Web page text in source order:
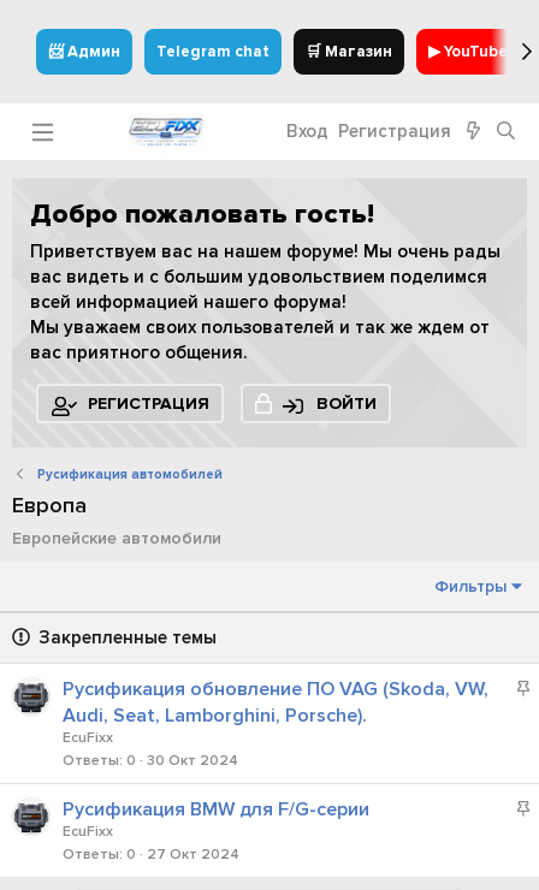
📨 Админ Telegram chat 🛒 Магазин ▶ YouTube
Вход Регистрация
Добро пожаловать гость!
Приветствуем вас на нашем форуме! Мы очень рады
вас видеть и с большим удовольствием поделимся
всей информацией нашего форума!
Мы уважаем своих пользователей и так же ждем от
вас приятного общения.
РЕГИСТРАЦИЯ ВОЙТИ
Русификация автомобилей
Европа
Европейские автомобили
Фильтры
Закрепленные темы
З
е
п
Русификация обновление ПО VAG (Skoda, VW,
Audi, Seat, Lamborghini, Porsche).
EcuFixx
Ответы 0 30 Окт 2024
З
Русификация BMW для F/G-серии
EcuFixx
Ответы 0 27 Окт 2024